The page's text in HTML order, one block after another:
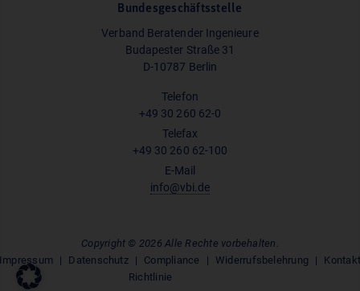
Bundesgeschäftsstelle
Verband Beratender Ingenieure
Budapester Straße 31
D-10787 Berlin
Telefon
+49 30 260 62-0
Telefax
+49 30 260 62-100
E-Mail
info@vbi.de
Copyright © 2026 Alle Rechte vorbehalten.
Datenschutz
Compliance
Richtlinie
Widerrufsbelehrung